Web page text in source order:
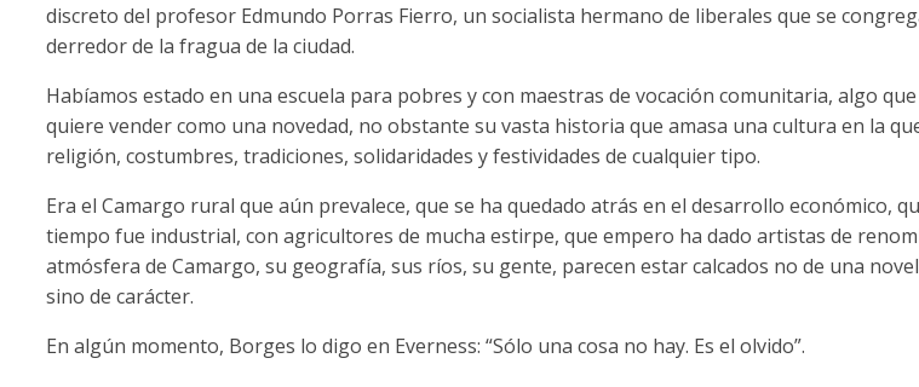
discreto del profesor Edmundo Porras Fierro, un socialista hermano de liberales que se
derredor de la fragua de la ciudad.
Habíamos estado en una escuela para pobres y con maestras de vocación comunitaria, algo
quiere vender como una novedad, no obstante su vasta historia que amasa una cultura en la
religión, costumbres, tradiciones, solidaridades y festividades de cualquier tipo.
Era el Camargo rural que aún prevalece, que se ha quedado atrás en el desarrollo económico,
tiempo fue industrial, con agricultores de mucha estirpe, que empero ha dado artistas de
atmósfera de Camargo, su geografía, sus ríos, su gente, parecen estar calcados no de una
sino de carácter.
En algún momento, Borges lo digo en Everness: “Sólo una cosa no hay. Es el olvido”.